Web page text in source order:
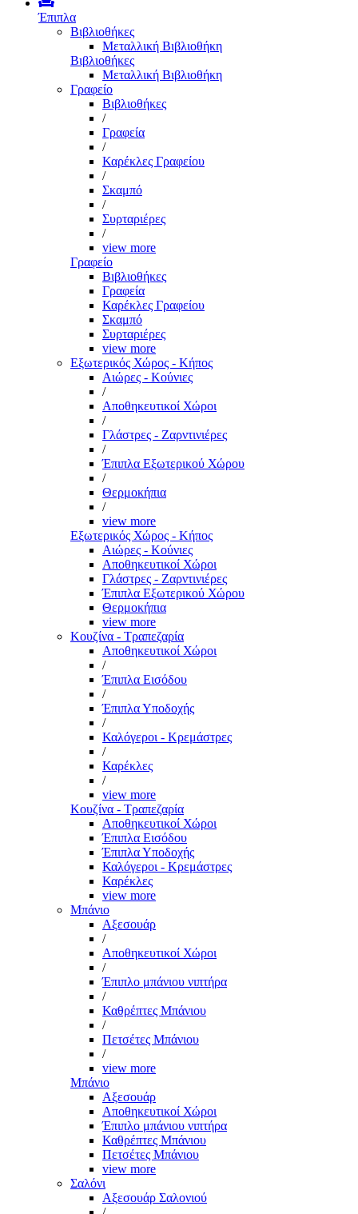
Έπιπλα
Βιβλιοθήκες
Μεταλλική Βιβλιοθήκη
Βιβλιοθήκες
Μεταλλική Βιβλιοθήκη
Γραφείο
Βιβλιοθήκες
/
Γραφεία
/
Καρέκλες Γραφείου
/
Σκαμπό
/
Συρταριέρες
/
view more
Γραφείο
Βιβλιοθήκες
Γραφεία
Καρέκλες Γραφείου
Σκαμπό
Συρταριέρες
view more
Εξωτερικός Χώρος - Κήπος
Αιώρες - Κούνιες
/
Αποθηκευτικοί Χώροι
/
Γλάστρες - Ζαρντινιέρες
/
Έπιπλα Εξωτερικού Χώρου
/
Θερμοκήπια
/
view more
Εξωτερικός Χώρος - Κήπος
Αιώρες - Κούνιες
Αποθηκευτικοί Χώροι
Γλάστρες - Ζαρντινιέρες
Έπιπλα Εξωτερικού Χώρου
Θερμοκήπια
view more
Κουζίνα - Τραπεζαρία
Αποθηκευτικοί Χώροι
/
Έπιπλα Εισόδου
/
Έπιπλα Υποδοχής
/
Καλόγεροι - Κρεμάστρες
/
Καρέκλες
/
view more
Κουζίνα - Τραπεζαρία
Αποθηκευτικοί Χώροι
Έπιπλα Εισόδου
Έπιπλα Υποδοχής
Καλόγεροι - Κρεμάστρες
Καρέκλες
view more
Μπάνιο
Αξεσουάρ
/
Αποθηκευτικοί Χώροι
/
Έπιπλο μπάνιου νιπτήρα
/
Καθρέπτες Μπάνιου
/
Πετσέτες Μπάνιου
/
view more
Μπάνιο
Αξεσουάρ
Αποθηκευτικοί Χώροι
Έπιπλο μπάνιου νιπτήρα
Καθρέπτες Μπάνιου
Πετσέτες Μπάνιου
view more
Σαλόνι
Αξεσουάρ Σαλονιού